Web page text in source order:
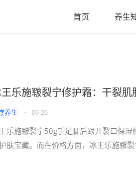
首页 养生
乐施皲裂宁修护霜：干裂肌
养生 • 06-26
乐施皲裂宁50g手足脚后跟开裂口保
肤宝藏。而在价格方面，冰王乐施皲裂